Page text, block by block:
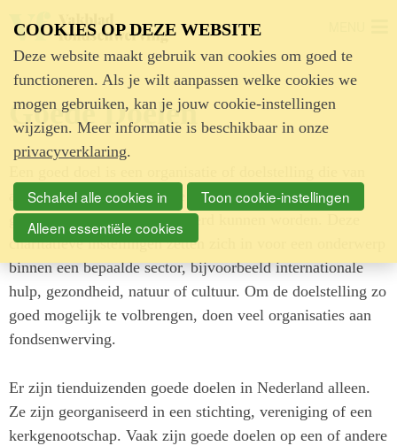
Goede Doelen
algemeen belang is voor de maatschappij, waaraan tijd,
geld of goederen aan gedoneerd kunnen worden. Deze
charitatieve instellingen zetten zich in voor een onderwerp
binnen een bepaalde sector, bijvoorbeeld internationale
hulp, gezondheid, natuur of cultuur. Om de doelstelling zo
goed mogelijk te volbrengen, doen veel organisaties aan
fondsenwerving.
Er zijn tienduizenden goede doelen in Nederland alleen.
Ze zijn georganiseerd in een stichting, vereniging of een
kerkgenootschap. Vaak zijn goede doelen op een of andere
COOKIES OP DEZE WEBSITE
Deze website maakt gebruik van cookies om goed te
functioneren. Als je wilt aanpassen welke cookies we
mogen gebruiken, kan je jouw cookie-instellingen
wijzigen. Meer informatie is beschikbaar in onze
privacyverklaring.
Schakel alle cookies in
Toon cookie-instellingen
Alleen essentiële cookies